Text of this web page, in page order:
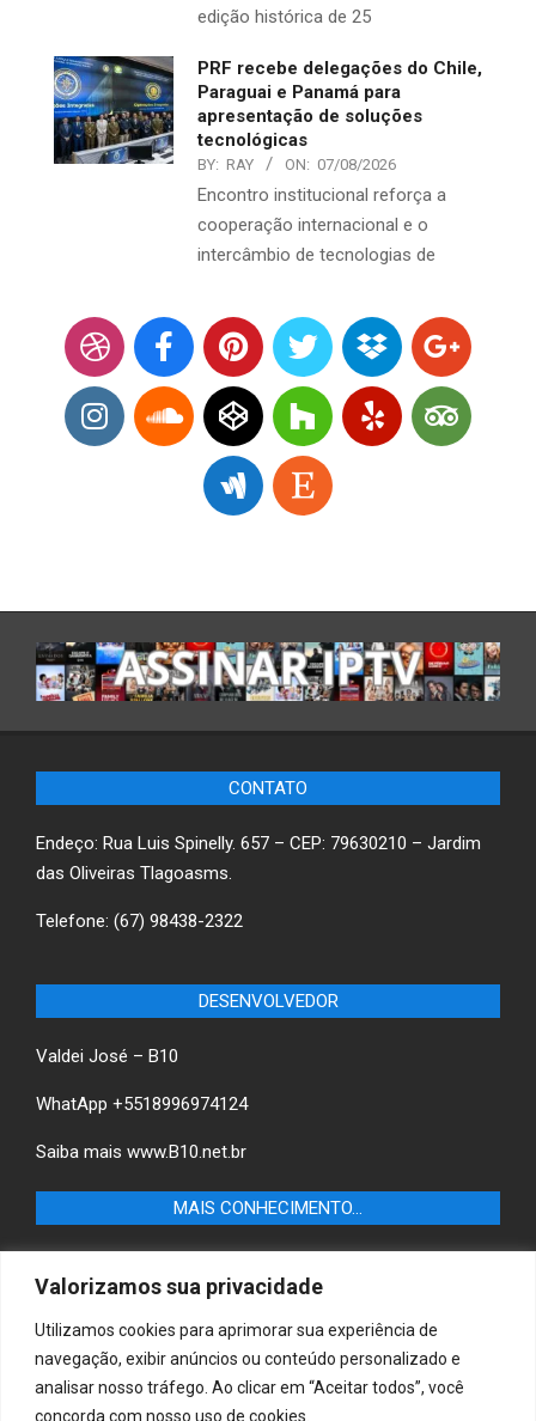
Valorizamos sua privacidade
Utilizamos cookies para aprimorar sua experiência de
navegação, exibir anúncios ou conteúdo personalizado e
analisar nosso tráfego. Ao clicar em “Aceitar todos”, você
concorda com nosso uso de cookies.
edição histórica de 25
PRF recebe delegações do Chile,
Paraguai e Panamá para
apresentação de soluções
tecnológicas
BY: RAY ON: 07/08/2026
Encontro institucional reforça a
cooperação internacional e o
intercâmbio de tecnologias de
CONTATO
Endeço: Rua Luis Spinelly. 657 – CEP: 79630210 – Jardim
das Oliveiras Tlagoasms.
Telefone: (67) 98438-2322
DESENVOLVEDOR
Valdei José – B10
WhatApp +5518996974124
Saiba mais www.B10.net.br
MAIS CONHECIMENTO…
Castilho-SP e descubra as melhores empresas e serviços
locais.
B10 Brasil – Informação e Poder